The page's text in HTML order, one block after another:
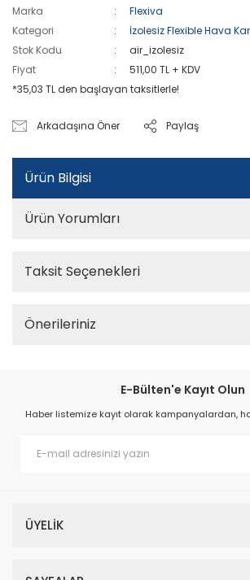
Marka
Flexiva
Kategori
İzolesiz Flexible Hava
Stok Kodu
air_izolesiz
Fiyat
511,00 TL + KDV
*35,03 TL den başlayan taksitlerle!
Arkadaşına Öner Paylaş
Ürün Bilgisi
Ürün Yorumları
Taksit Seçenekleri
Önerileriniz
E-Bülten'e Kayıt Olun
Haber listemize kayıt olarak kampanyalardan,
ÜYELİK